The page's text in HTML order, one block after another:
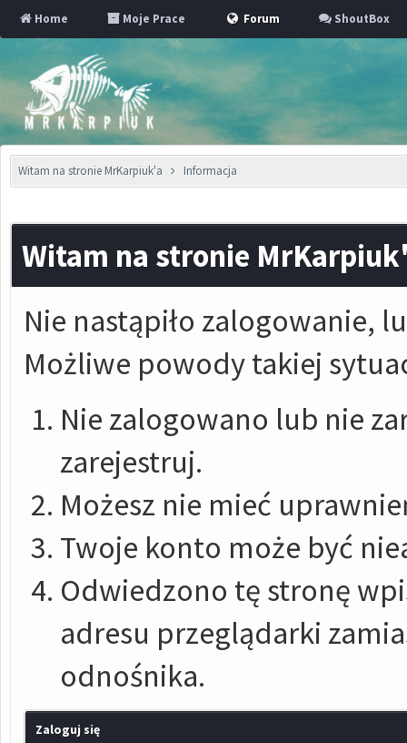
Home Moje Prace Forum ShoutBox
Witam na stronie MrKarpiuk'a Informacja
Witam na stronie
Nie nastąpiło zalogowanie,
Możliwe powody takiej
Nie zalogowano lub nie
zarejestruj.
Możesz nie mieć
Twoje konto może być
Odwiedzono tę stronę
adresu przeglądarki
odnośnika.
Zaloguj się